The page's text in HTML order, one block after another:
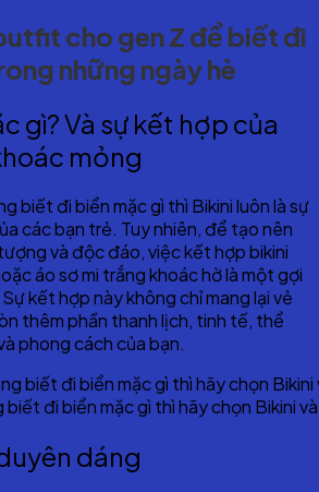
cho gen Z để biết đi
những ngày hè
gì? Và sự kết hợp của
mỏng
biết đi biển mặc gì thì Bikini luôn là sự
các bạn trẻ. Tuy nhiên, để tạo nên
và độc đáo, việc kết hợp bikini
áo sơ mi trắng khoác hờ là một gợi
kết hợp này không chỉ mang lại vẻ
thêm phần thanh lịch, tinh tế, thể
phong cách của bạn.
biết đi biển mặc gì thì hãy chọn Bikini
dáng